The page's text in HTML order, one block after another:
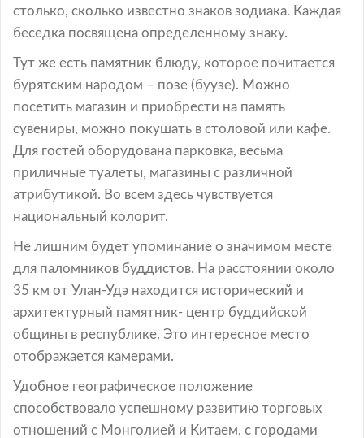
столько, сколько известно знаков зодиака. Каждая
беседка посвящена определенному знаку.
Тут же есть памятник блюду, которое почитается
бурятским народом – позе (буузе). Можно
посетить магазин и приобрести на память
сувениры, можно покушать в столовой или кафе.
Для гостей оборудована парковка, весьма
приличные туалеты, магазины с различной
атрибутикой. Во всем здесь чувствуется
национальный колорит.
Не лишним будет упоминание о значимом месте
для паломников буддистов. На расстоянии около
35 км от Улан-Удэ находится исторический и
архитектурный памятник- центр буддийской
общины в республике. Это интересное место
отображается камерами.
Удобное географическое положение
способствовало успешному развитию торговых
отношений с Монголией и Китаем, с городами